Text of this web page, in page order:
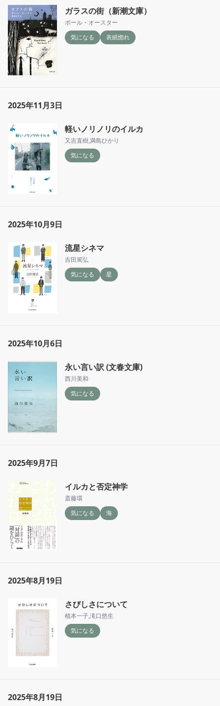
ガラスの街（新潮文庫）
ポール・オースター
気になる
表紙惚れ
2025年11月3日
軽いノリノリのイルカ
又吉直樹,満島ひかり
気になる
2025年10月9日
流星シネマ
吉田篤弘
気になる
星
2025年10月6日
永い言い訳 (文春文庫)
西川美和
気になる
2025年9月7日
イルカと否定神学
斎藤環
気になる
海
2025年8月19日
さびしさについて
植本一子,滝口悠生
気になる
2025年8月19日